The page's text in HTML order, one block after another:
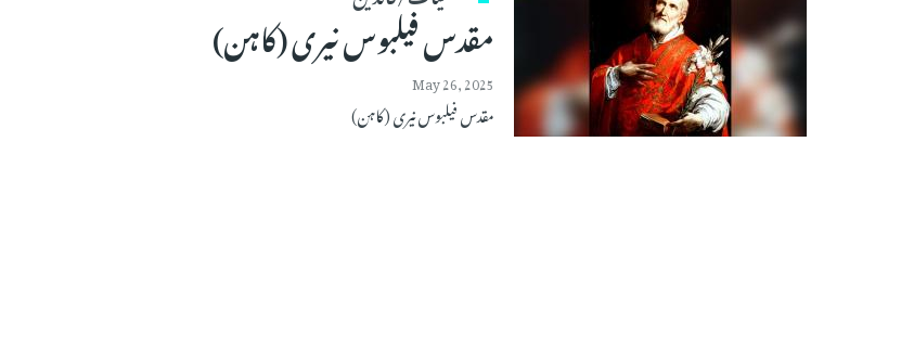
مقدس فیلبوس نیری (کاہن)
May 26, 2025
مقدس فیلبوس نیری (کاہن)